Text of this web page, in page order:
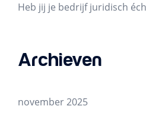
Heb jij je bedrijf juridisch
Archieven
november 2025